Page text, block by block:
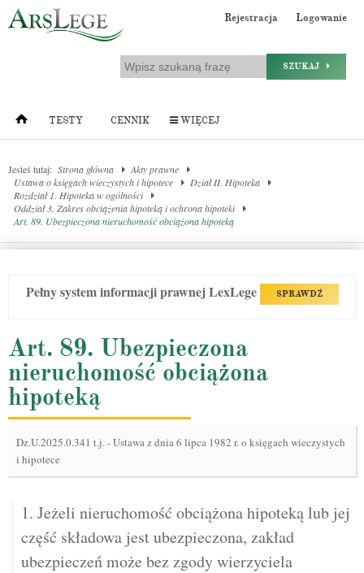
Rejestracja Logowanie
SZUKAJ
TESTY CENNIK WIĘCEJ
Jesteś tutaj: Strona główna
Akty prawne
Ustawa o księgach wieczystych i hipotece
Dział II. Hipoteka
Rozdział 1. Hipoteka w ogólności
Oddział 3. Zakres obciążenia hipoteką i ochrona hipoteki
Art. 89. Ubezpieczona nieruchomość obciążona hipoteką
Pełny system informacji prawnej LexLege SPRAWDŹ
Art. 89. Ubezpieczona
nieruchomość obciążona
hipoteką
Dz.U.2025.0.341 t.j.-Ustawa z dnia 6 lipca 1982 r. o księgach wieczystych
i hipotece
1. Jeżeli nieruchomość obciążona hipoteką lub jej
część składowa jest ubezpieczona, zakład
ubezpieczeń może bez zgody wierzyciela